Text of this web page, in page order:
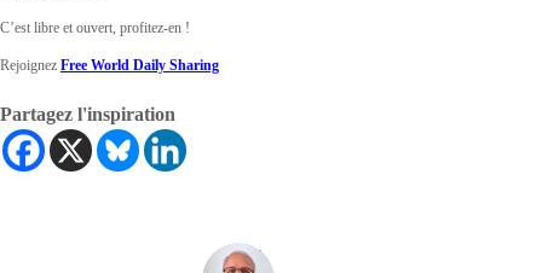
C’est libre et ouvert, profitez-en !
Rejoignez Free World Daily Sharing
Partagez l'inspiration